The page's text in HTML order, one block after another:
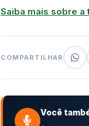
Saiba mais sobre
COMPARTILHAR
Você